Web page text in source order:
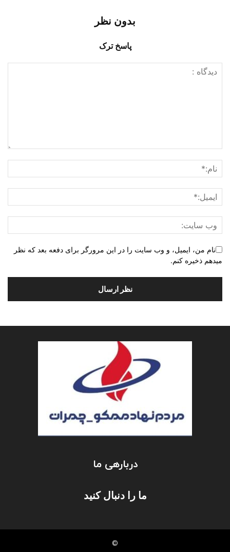
بدون نظر
پاسخ ترک
نام من، ایمیل، و وب سایت را در این مرورگر برای دفعه بعد که نظر
میدهم ذخیره کنم.
دربارهی ما
ما را دنبال کنید
©